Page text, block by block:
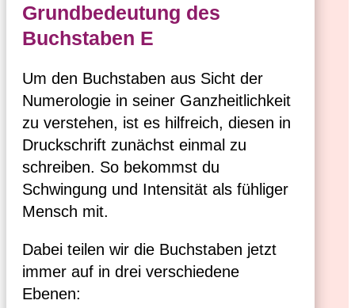
Grundbedeutung des
Buchstaben E
Um den Buchstaben aus Sicht der
Numerologie in seiner Ganzheitlichkeit
zu verstehen, ist es hilfreich, diesen in
Druckschrift zunächst einmal zu
schreiben. So bekommst du
Schwingung und Intensität als fühliger
Mensch mit.
Dabei teilen wir die Buchstaben jetzt
immer auf in drei verschiedene
Ebenen: